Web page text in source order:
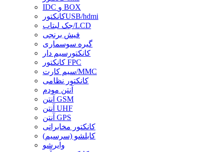
IDC و BOX
کانکتورUSB/hdmi
جک لبتاب/LCD
فیش برنجی
گیره سوسماری
کانکتورسیم دار
کانکتور FPC
سیم کارت/MMC
کانکتور نظامی
آنتن مودم
آنتن GSM
آنتن UHF
آنتن GPS
کانکتور مخابراتی
کابلشو (سرسیم)
وایرشو